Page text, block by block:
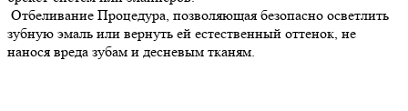
Отбеливание Процедура, позволяющая безопасно осветлить
зубную эмаль или вернуть ей естественный оттенок, не
нанося вреда зубам и десневым тканям.